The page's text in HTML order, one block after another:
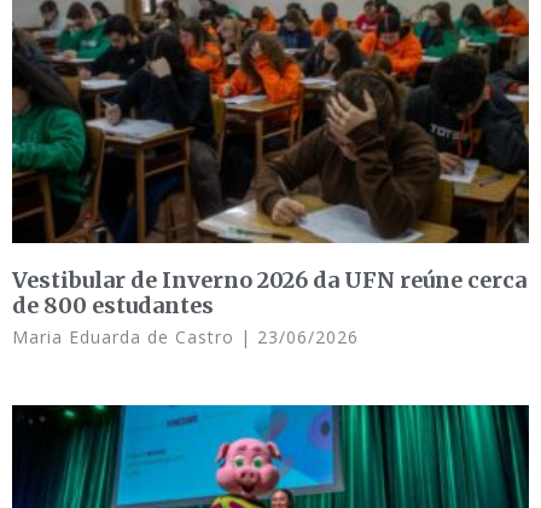
Vestibular de Inverno 2026 da UFN reúne cerca
de 800 estudantes
Maria Eduarda de Castro 23/06/2026